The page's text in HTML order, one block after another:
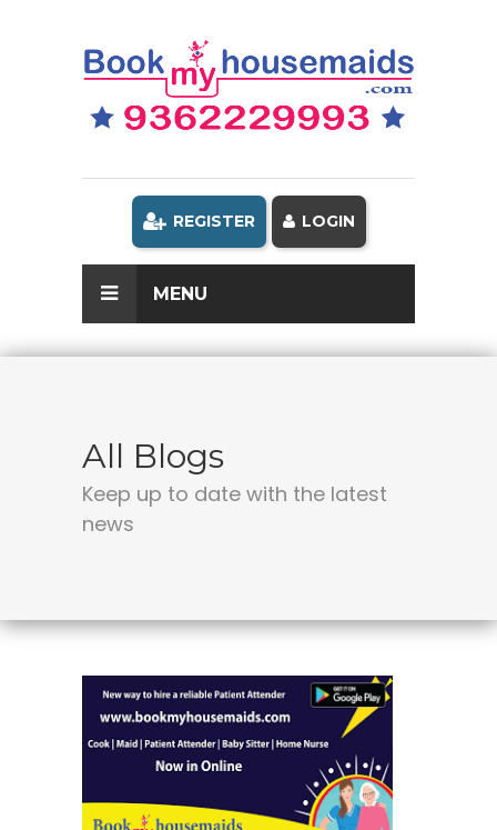
REGISTER LOGIN
MENU
All Blogs
Keep up to date with the latest
news